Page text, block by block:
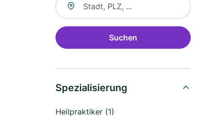
Suchen
Spezialisierung
Heilpraktiker (1)